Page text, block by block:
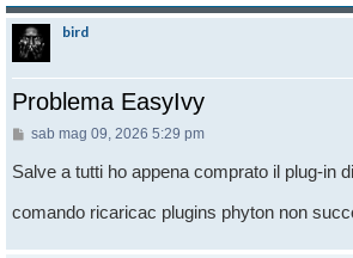
bird
Problema EasyIvy
Messaggio
sab mag 09, 2026 5:29 pm
Salve a tutti ho appena comprato il plug-in
comando ricaricac plugins phyton non